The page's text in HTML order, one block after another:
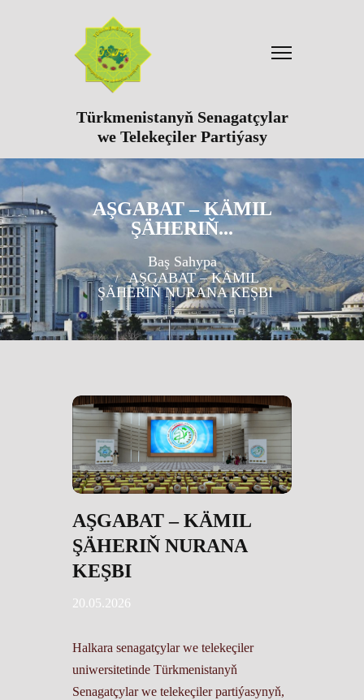
Türkmenistanyň Senagatçylar
we Telekeçiler Partiýasy
AŞGABAT – KÄMIL
ŞÄHERIŇ...
Baş Sahypa
AŞGABAT – KÄMIL
ŞÄHERIŇ NURANA KEŞBI
AŞGABAT – KÄMIL
ŞÄHERIŇ NURANA
KEŞBI
20.05.2026
Halkara senagatçylar we telekeçiler
uniwersitetinde Türkmenistanyň
Senagatçylar we telekeçiler partiýasynyň,